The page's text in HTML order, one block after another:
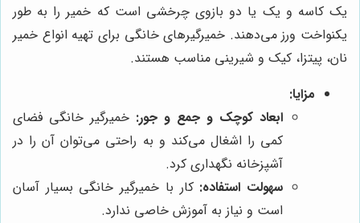
یک کاسه و یک یا دو بازوی چرخشی است که خمیر را به طور
یکنواخت ورز می‌دهند. خمیرگیرهای خانگی برای تهیه انواع خمیر
نان، پیتزا، کیک و شیرینی مناسب هستند.
مزایا:
ابعاد کوچک و جمع و جور: خمیرگیر خانگی فضای
کمی را اشغال می‌کند و به راحتی می‌توان آن را در
آشپزخانه نگهداری کرد.
سهولت استفاده: کار با خمیرگیر خانگی بسیار آسان
است و نیاز به آموزش خاصی ندارد.